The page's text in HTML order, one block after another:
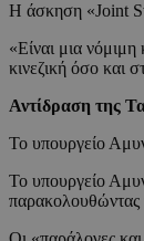
Η άσκηση «Joint
«Είναι μια νόμιμη
κινεζική όσο και
Αντίδραση της
Το υπουργείο
Το υπουργείο
παρακολουθώντας